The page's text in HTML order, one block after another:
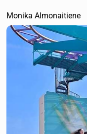
Monika Almonaitiene